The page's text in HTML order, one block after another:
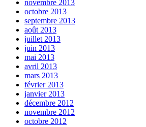
novembre 2013
octobre 2013
septembre 2013
août 2013
juillet 2013
juin 2013
mai 2013
avril 2013
mars 2013
février 2013
janvier 2013
décembre 2012
novembre 2012
octobre 2012